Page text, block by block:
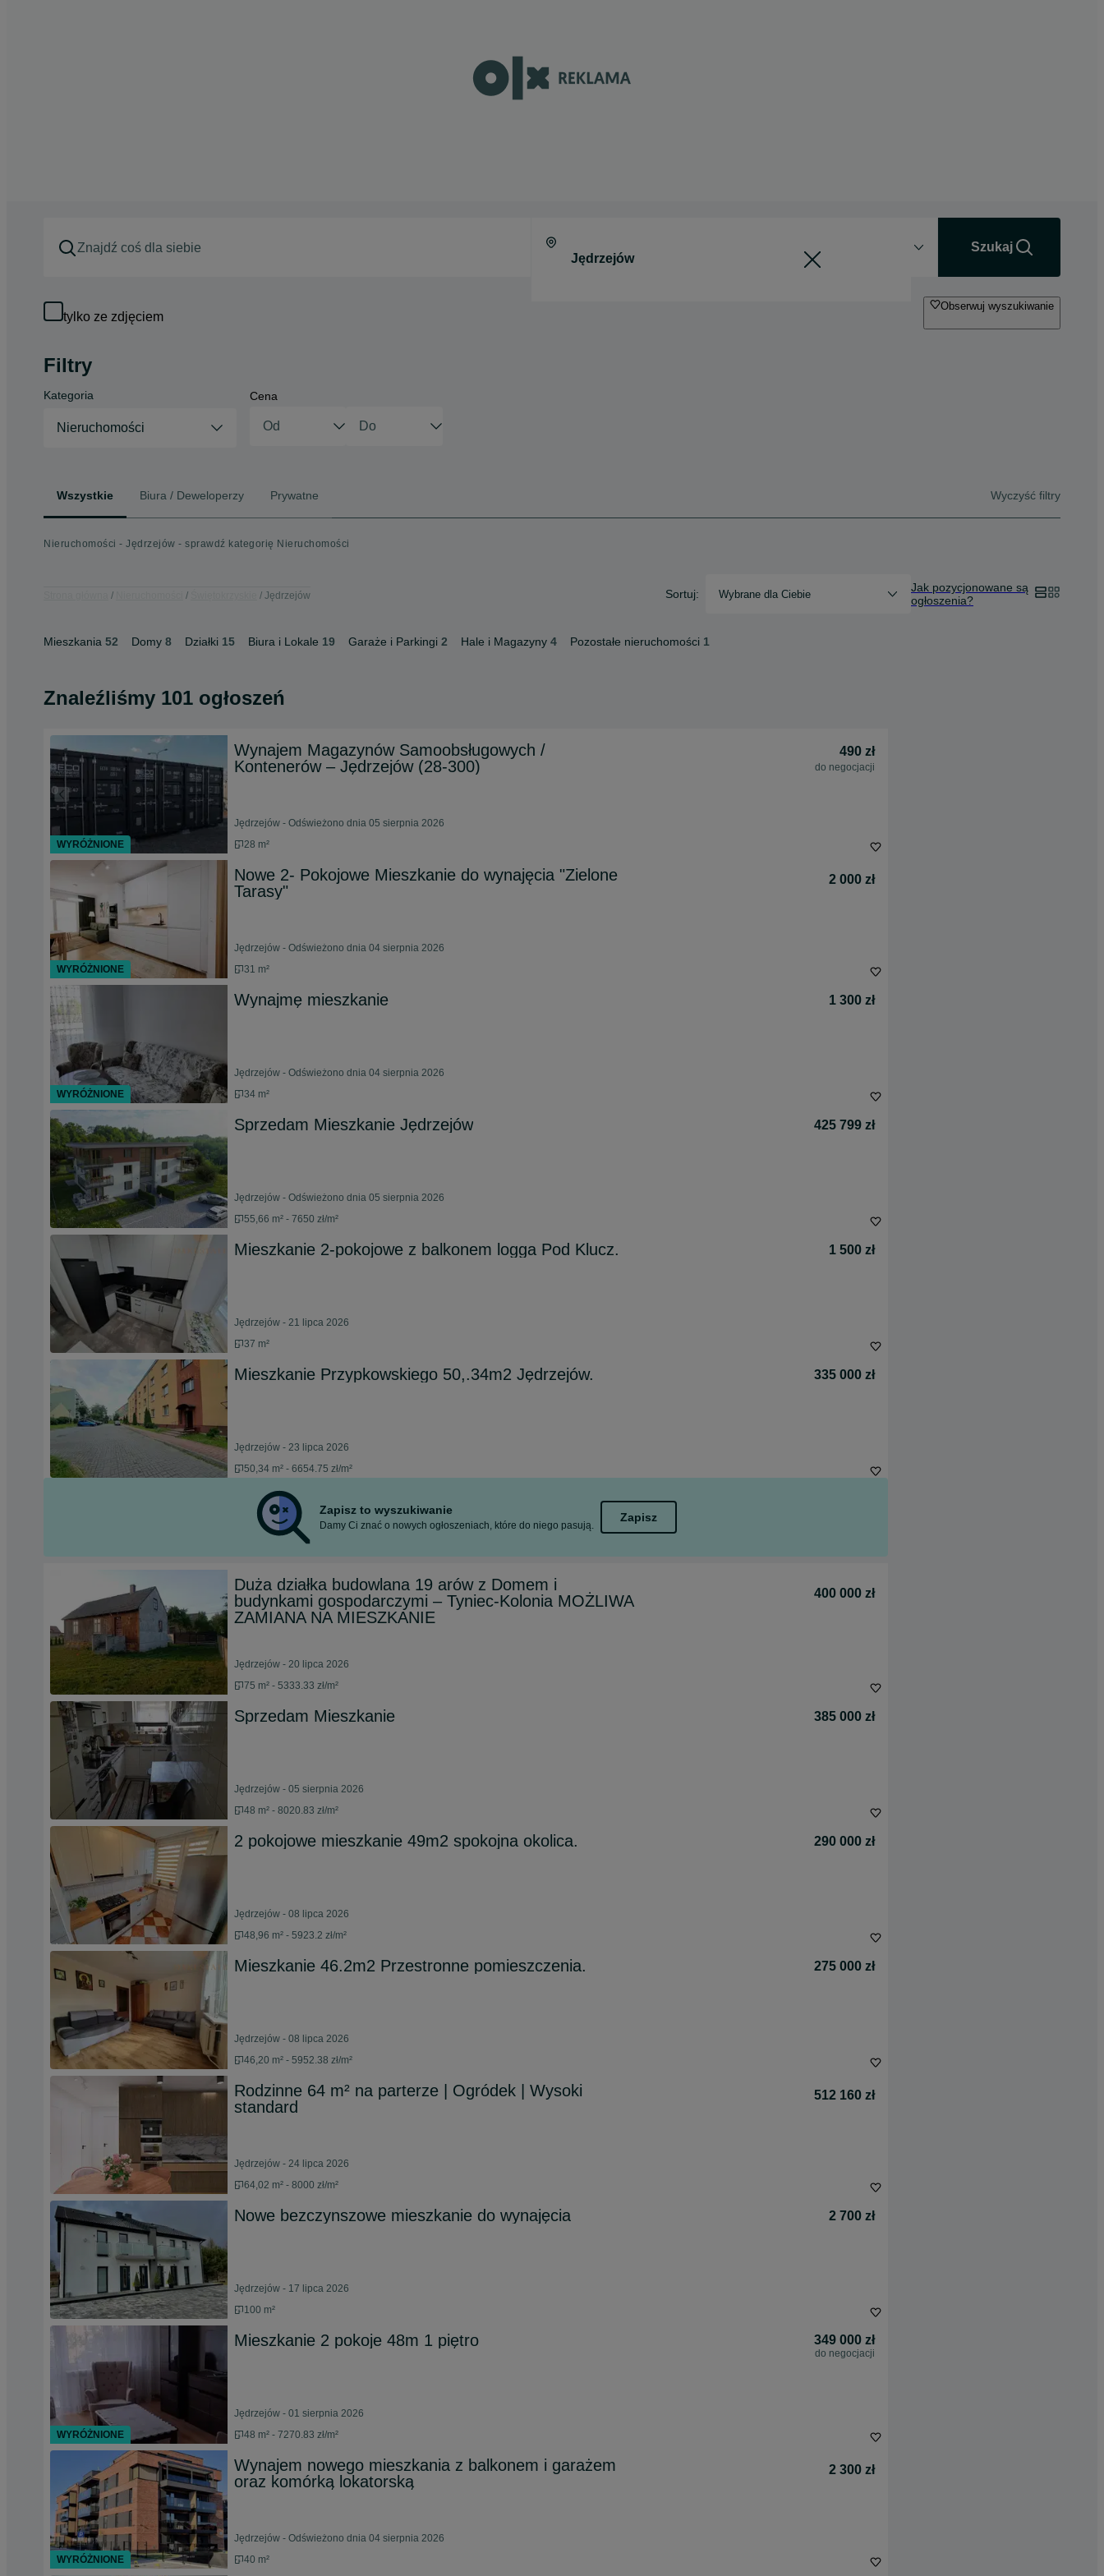
Szukaj
tylko ze zdjęciem
Obserwuj wyszukiwanie
Filtry
Kategoria
Nieruchomości
Cena
Wszystkie Biura / Deweloperzy Prywatne Wyczyść filtry
Nieruchomości - Jędrzejów - sprawdź kategorię Nieruchomości
Jędrzejów Sortuj: Wybrane dla Ciebie
Jak pozycjonowane są
ogłoszenia?
Mieszkania 52 Domy 8 Działki 15 Biura i Lokale 19 Garaże i Parkingi 2 Hale i Magazyny 4 Pozostałe nieruchomości 1
Znaleźliśmy 101 ogłoszeń
Wynajem Magazynów Samoobsługowych /
Kontenerów – Jędrzejów (28-300)
490 zł
do negocjacji
Jędrzejów - Odświeżono dnia 05 sierpnia 2026
28 m²
Nowe 2- Pokojowe Mieszkanie do wynajęcia "Zielone
Tarasy"
2 000 zł
Jędrzejów - Odświeżono dnia 04 sierpnia 2026
31 m²
Wynajmę mieszkanie 1 300 zł
Jędrzejów - Odświeżono dnia 04 sierpnia 2026
34 m²
Sprzedam Mieszkanie Jędrzejów 425 799 zł
Jędrzejów - Odświeżono dnia 05 sierpnia 2026
55,66 m² - 7650 zł/m²
Mieszkanie 2-pokojowe z balkonem logga Pod Klucz. 1 500 zł
Jędrzejów - 21 lipca 2026
37 m²
Mieszkanie Przypkowskiego 50,.34m2 Jędrzejów. 335 000 zł
Jędrzejów - 23 lipca 2026
50,34 m² - 6654.75 zł/m²
Zapisz to wyszukiwanie
Damy Ci znać o nowych ogłoszeniach, które do niego pasują.
Zapisz
Duża działka budowlana 19 arów z Domem i
budynkami gospodarczymi – Tyniec-Kolonia MOŻLIWA
ZAMIANA NA MIESZKANIE
400 000 zł
Jędrzejów - 20 lipca 2026
75 m² - 5333.33 zł/m²
Sprzedam Mieszkanie 385 000 zł
Jędrzejów - 05 sierpnia 2026
48 m² - 8020.83 zł/m²
2 pokojowe mieszkanie 49m2 spokojna okolica. 290 000 zł
Jędrzejów - 08 lipca 2026
48,96 m² - 5923.2 zł/m²
Mieszkanie 46.2m2 Przestronne pomieszczenia. 275 000 zł
Jędrzejów - 08 lipca 2026
46,20 m² - 5952.38 zł/m²
Rodzinne 64 m² na parterze | Ogródek | Wysoki
standard
512 160 zł
Jędrzejów - 24 lipca 2026
64,02 m² - 8000 zł/m²
Nowe bezczynszowe mieszkanie do wynajęcia 2 700 zł
Jędrzejów - 17 lipca 2026
100 m²
Mieszkanie 2 pokoje 48m 1 piętro 349 000 zł
do negocjacji
Jędrzejów - 01 sierpnia 2026
48 m² - 7270.83 zł/m²
Wynajem nowego mieszkania z balkonem i garażem
oraz komórką lokatorską
2 300 zł
Jędrzejów - Odświeżono dnia 04 sierpnia 2026
40 m²
WYRÓŻNIONE
WYRÓŻNIONE
WYRÓŻNIONE
WYRÓŻNIONE
WYRÓŻNIONE